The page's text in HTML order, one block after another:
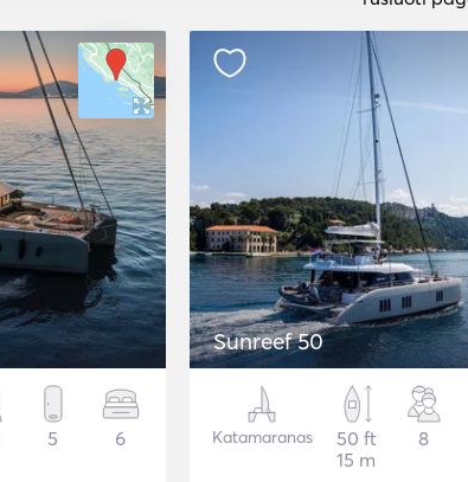
5 6
Sunreef 50
Katamaranas
50 ft
15 m
8